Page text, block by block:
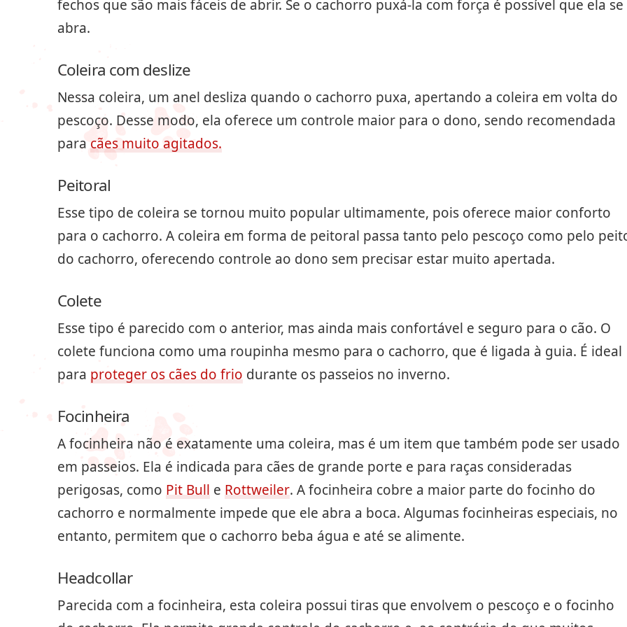
fechos que são mais fáceis de abrir. Se o cachorro puxá-la com força é possível que ela se
abra.
Coleira com deslize
Nessa coleira, um anel desliza quando o cachorro puxa, apertando a coleira em volta do
pescoço. Desse modo, ela oferece um controle maior para o dono, sendo recomendada
para cães muito agitados.
Peitoral
Esse tipo de coleira se tornou muito popular ultimamente, pois oferece maior conforto
para o cachorro. A coleira em forma de peitoral passa tanto pelo pescoço como pelo
do cachorro, oferecendo controle ao dono sem precisar estar muito apertada.
Colete
Esse tipo é parecido com o anterior, mas ainda mais confortável e seguro para o cão. O
colete funciona como uma roupinha mesmo para o cachorro, que é ligada à guia. É ideal
para proteger os cães do frio durante os passeios no inverno.
Focinheira
A focinheira não é exatamente uma coleira, mas é um item que também pode ser usado
em passeios. Ela é indicada para cães de grande porte e para raças consideradas
perigosas, como Pit Bull e Rottweiler. A focinheira cobre a maior parte do focinho do
cachorro e normalmente impede que ele abra a boca. Algumas focinheiras especiais, no
entanto, permitem que o cachorro beba água e até se alimente.
Headcollar
Parecida com a focinheira, esta coleira possui tiras que envolvem o pescoço e o focinho